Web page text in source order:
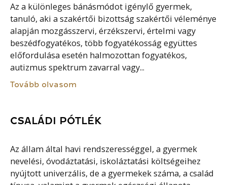
Az a különleges bánásmódot igénylő gyermek,
tanuló, aki a szakértői bizottság szakértői véleménye
alapján mozgásszervi, érzékszervi, értelmi vagy
beszédfogyatékos, több fogyatékosság együttes
előfordulása esetén halmozottan fogyatékos,
autizmus spektrum zavarral vagy...
Tovább olvasom
CSALÁDI PÓTLÉK
Az állam által havi rendszerességgel, a gyermek
nevelési, óvodáztatási, iskoláztatási költségeihez
nyújtott univerzális, de a gyermekek száma, a család